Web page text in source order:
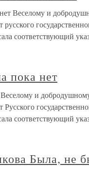
Веселому и
соответствующий
пока нет
Веселому и
соответствующий
Была, не